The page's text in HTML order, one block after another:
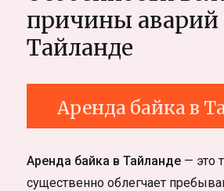
волонтёра
причины
Тайланде
Аренда байка в
Аренда байка в Тайланде — это
существенно облегчает